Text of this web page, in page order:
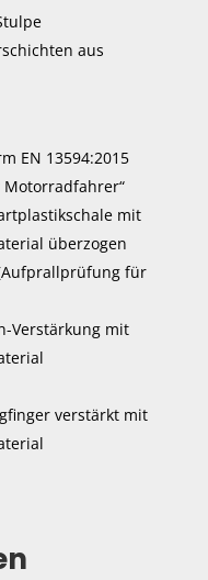
aus
EN 13594:2015
mit
überzogen
für
Verstärkung mit
verstärkt mit